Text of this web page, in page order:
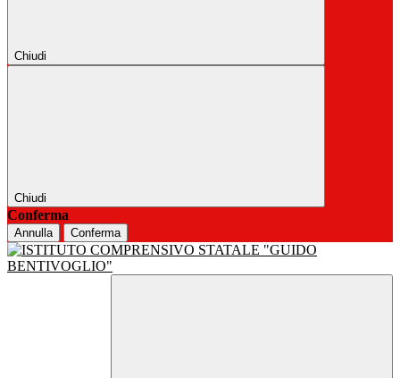
Chiudi
Chiudi
Conferma
Annulla Conferma